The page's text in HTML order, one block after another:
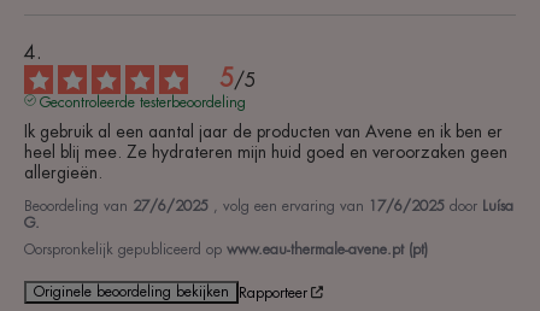
5/5
Gecontroleerde testerbeoordeling
Ik gebruik al een aantal jaar de producten van Avene en ik ben er
heel blij mee. Ze hydrateren mijn huid goed en veroorzaken geen
allergieën.
Beoordeling van 27/6/2025 , volg een ervaring van 17/6/2025 door Luísa
G.
Oorspronkelijk gepubliceerd op www.eau-thermale-avene.pt (pt)
Originele beoordeling bekijken Rapporteer